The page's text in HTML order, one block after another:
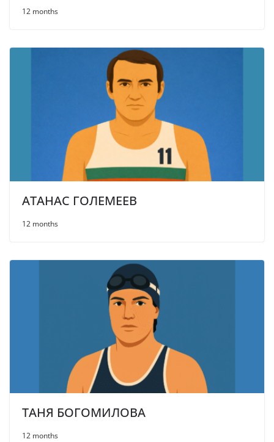
12 months
АТАНАС ГОЛЕМЕЕВ
12 months
ТАНЯ БОГОМИЛОВА
12 months